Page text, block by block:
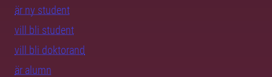
är ny student
vill bli student
vill bli doktorand
är alumn